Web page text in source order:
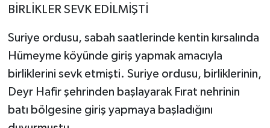
BİRLİKLER SEVK EDİLMİŞTİ
Suriye ordusu, sabah saatlerinde kentin kırsalında
Hümeyme köyünde giriş yapmak amacıyla
birliklerini sevk etmişti. Suriye ordusu, birliklerinin,
Deyr Hafir şehrinden başlayarak Fırat nehrinin
batı bölgesine giriş yapmaya başladığını